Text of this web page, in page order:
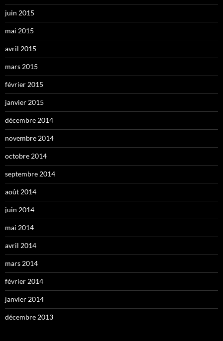
juin 2015
mai 2015
avril 2015
mars 2015
février 2015
janvier 2015
décembre 2014
novembre 2014
octobre 2014
septembre 2014
août 2014
juin 2014
mai 2014
avril 2014
mars 2014
février 2014
janvier 2014
décembre 2013